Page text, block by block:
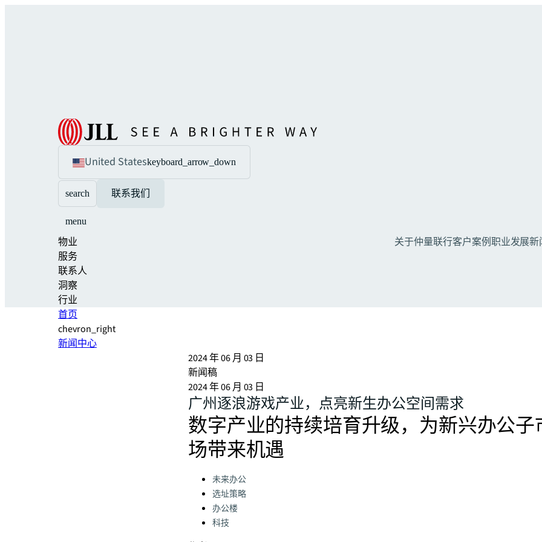
United Stateskeyboard_arrow_down
search 联系我们
menu
物业
服务
联系人
洞察
行业
关于仲量联行客户案例职业发展新
首页
chevron_right
新闻中心
2024 年 06 月 03 日
新闻稿
2024 年 06 月 03 日
广州逐浪游戏产业，点亮新生办公空间需求
数字产业的持续培育升级，为新兴办公子
场带来机遇
Categories:
未来办公
选址策略
办公楼
科技